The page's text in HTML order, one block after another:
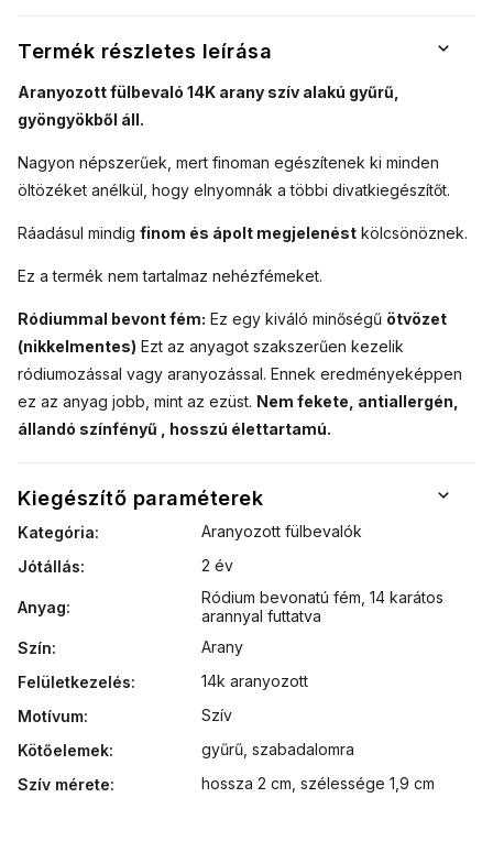
Termék részletes leírása
Aranyozott fülbevaló 14K arany szív alakú gyűrű,
gyöngyökből áll.
Nagyon népszerűek, mert finoman egészítenek ki minden
öltözéket anélkül, hogy elnyomnák a többi divatkiegészítőt.
Ráadásul mindig finom és ápolt megjelenést kölcsönöznek.
Ez a termék nem tartalmaz nehézfémeket.
Ródiummal bevont fém: Ez egy kiváló minőségű ötvözet
(nikkelmentes) Ezt az anyagot szakszerűen kezelik
ródiumozással vagy aranyozással. Ennek eredményeképpen
ez az anyag jobb, mint az ezüst. Nem fekete, antiallergén,
állandó színfényű , hosszú élettartamú.
Kiegészítő paraméterek
Kategória:
Aranyozott fülbevalók
Jótállás: 2 év
Anyag:
Ródium bevonatú fém 14 karátos
arannyal futtatva
Szín:
Arany
Felületkezelés:
14k aranyozott
Motívum:
Szív
Kötőelemek:
gyűrű, szabadalomra
Szív mérete: hossza 2 cm, szélessége 1,9 cm